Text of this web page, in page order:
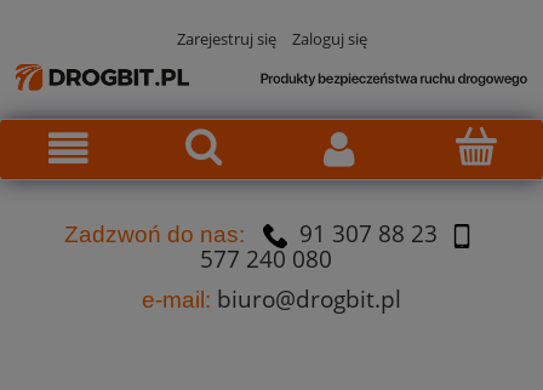
Zarejestruj się Zaloguj się
Zadzwoń do nas:
91 307 88 23
577 240 080
e-mail: biuro@drogbit.pl